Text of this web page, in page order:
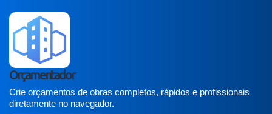
Orçamentador
Crie orçamentos de obras completos, rápidos e profissionais
diretamente no navegador.